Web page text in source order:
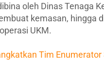
oleh Dinas Tenaga
kemasan, hingga
UKM.
Tim